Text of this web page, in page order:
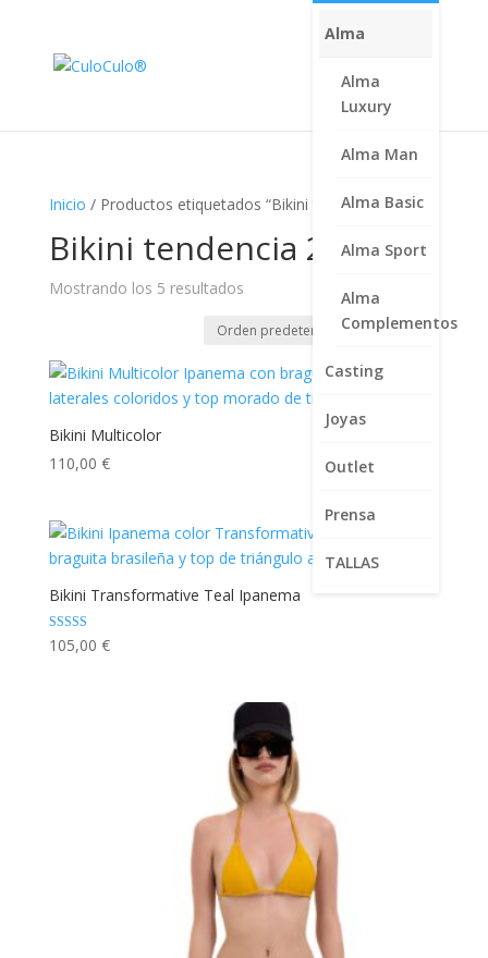
Alma
Alma
Luxury
Alma Man
Alma Basic
Alma Sport
Alma
Complementos
Casting
Joyas
Outlet
Prensa
TALLAS
Inicio / Productos etiquetados “Bikini tendencia 2026”
Bikini tendencia 2026
Mostrando los 5 resultados
Bikini Multicolor
110,00 €
Bikini Transformative Teal Ipanema
Valorado con
5.00
105,00 €